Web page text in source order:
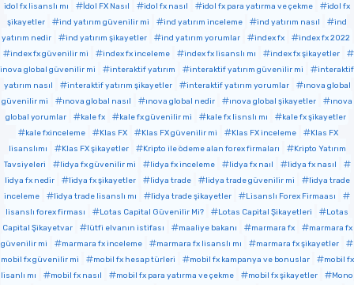
idol fx lisanslı mı
İdol FX Nasıl idol fx nasıl idol fx para yatırma ve çekme
idol fx
şikayetler
ind yatırım güvenilir mi ind yatırım inceleme ind yatırım nasıl
ind
yatırım nedir
ind yatırım şikayetler ind yatırım yorumlar index fx
index fx 2022
index fx güvenilir mi
index fx inceleme index fx lisanslı mı
index fx şikayetler
inova global güvenilir mi
interaktif yatırım interaktif yatırım güvenilir mi
interaktif
yatırım nasıl
interaktif yatırım şikayetler interaktif yatırım yorumlar
ınova global
güvenilir mi
ınova global nasıl ınova global nedir ınova global şikayetler
ınova
global yorumlar
kale fx kale fx güvenilir mi kale fx lisnslı mı
kale fx şikayetler
kale fxinceleme
Klas FX Klas FX güvenilir mi Klas FX inceleme
Klas FX
lisanslımı
Klas FX şikayetler Kripto ile ödeme alan forex firmaları
Kripto Yatırım
Tavsiyeleri
lidya fx güvenilir mi lidya fx inceleme lidya fx naıl
lidya fx nasıl
lidya fx nedir
lidya fx şikayetler lidya trade lidya trade güvenilir mi
lidya trade
inceleme
lidya trade lisanslı mı lidya trade şikayetler
Lisanslı Forex Firmaası
lisanslı forex firması
Lotas Capital Güvenilir Mi? Lotas Capital Şikayetleri
Lotas
Capital Şikayetvar
lütfi elvanın istifası maaliye bakanı marmara fx
marmara fx
güvenilir mi
marmara fx inceleme marmara fx lisanslı mı
marmara fx şikayetler
mobil fx güvenilir mi
mobil fx hesap türleri mobil fx kampanya ve bonuslar
mobil fx
lisanlı mı
mobil fx nasıl mobil fx para yatırma ve çekme mobil fx şikayetler
Mono